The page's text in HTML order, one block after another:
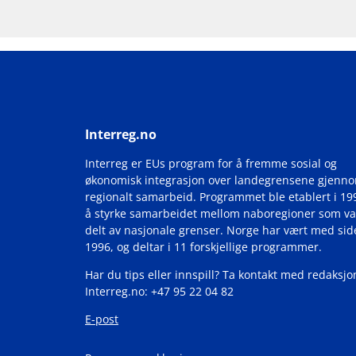
Interreg.no
Interreg er EUs program for å fremme sosial og
økonomisk integrasjon over landegrensene
regionalt samarbeid. Programmet ble etablert i
å styrke samarbeidet mellom naboregioner som
delt av nasjonale grenser. Norge har vært med
1996, og deltar i 11 forskjellige programmer.
Har du tips eller innspill? Ta kontakt med
Interreg.no: +47 95 22 04 82
E-post